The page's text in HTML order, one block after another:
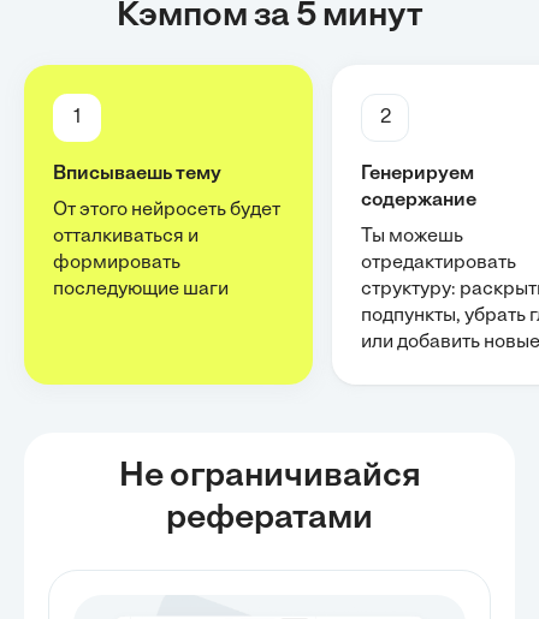
Кэмпом за 5 минут
1
Вписываешь тему
От этого нейросеть будет
отталкиваться и
формировать
последующие шаги
2
Генерируем
содержание
Ты можешь
отредактировать
структуру:
подпункты, убрать
или добавить новые
Не ограничивайся
рефератами